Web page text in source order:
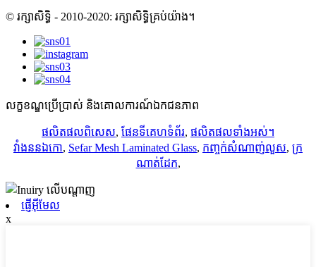
© រក្សាសិទ្ធិ - 2010-2020: រក្សាសិទ្ធិគ្រប់យ៉ាង។
លក្ខខណ្ឌប្រើប្រាស់ និងគោលការណ៍ឯកជនភាព
ផលិតផល​ពិសេស, ផែនទីគេហទំព័រ, ផលិតផលទាំងអស់។
វាំងននឯកោ, Sefar Mesh Laminated Glass, កញ្ចក់សំណាញ់លួស, ក្រ
ណាត់ដែក,
ផ្ញើអ៊ីមែល
x